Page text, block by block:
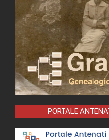
PORTALE